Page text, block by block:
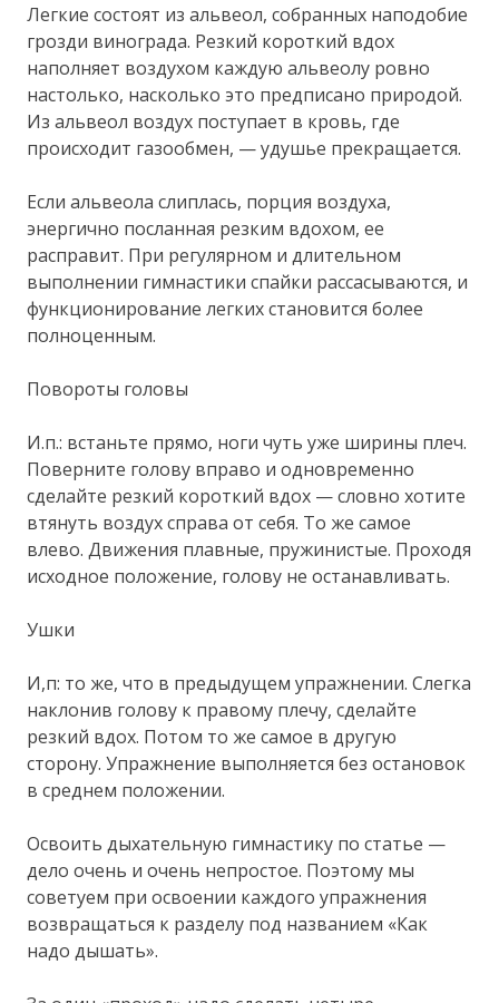
Легкие состоят из альвеол, собранных наподобие
грозди винограда. Резкий короткий вдох
наполняет воздухом каждую альвеолу ровно
настолько, насколько это предписано природой.
Из альвеол воздух поступает в кровь, где
происходит газообмен, — удушье прекращается.
Если альвеола слиплась, порция воздуха,
энергично посланная резким вдохом, ее
расправит. При регулярном и длительном
выполнении гимнастики спайки рассасываются, и
функционирование легких становится более
полноценным.
Повороты головы
И.п.: встаньте прямо, ноги чуть уже ширины плеч.
Поверните голову вправо и одновременно
сделайте резкий короткий вдох — словно хотите
втянуть воздух справа от себя. То же самое
влево. Движения плавные, пружинистые. Проходя
исходное положение, голову не останавливать.
Ушки
И,п: то же, что в предыдущем упражнении. Слегка
наклонив голову к правому плечу, сделайте
резкий вдох. Потом то же самое в другую
сторону. Упражнение выполняется без остановок
в среднем положении.
Освоить дыхательную гимнастику по статье —
дело очень и очень непростое. Поэтому мы
советуем при освоении каждого упражнения
возвращаться к разделу под названием «Как
надо дышать».